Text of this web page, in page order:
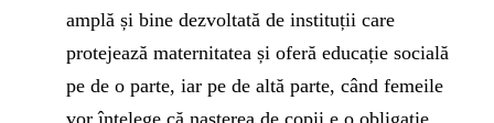
amplă și bine dezvoltată de instituții care
protejează maternitatea și oferă educație socială
pe de o parte, iar pe de altă parte, când femeile